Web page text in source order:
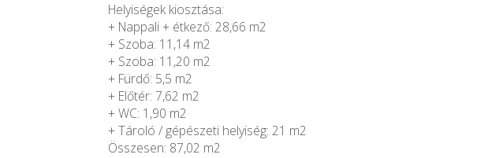
Helyiségek kiosztása:
+ Nappali + étkező: 28,66 m2
+ Szoba: 11,14 m2
+ Szoba: 11,20 m2
+ Fürdő: 5,5 m2
+ Előtér: 7,62 m2
+ WC: 1,90 m2
+ Tároló / gépészeti helyiség: 21 m2
Összesen: 87,02 m2